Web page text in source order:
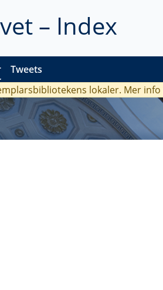
– Index
Tweets
lokaler. Mer info